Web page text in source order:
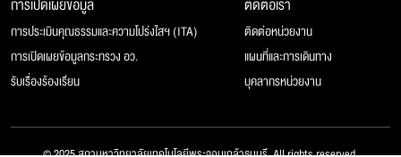
การเปิดเผยข้อมูล
การประเมินคุณธรรมและความโปร่งใสฯ (ITA)
การเปิดเผยข้อมูลกระทรวง อว.
รับเรื่องร้องเรียน
ติดต่อเรา
ติดต่อหน่วยงาน
แผนที่และการเดินทาง
บุคลากรหน่วยงาน